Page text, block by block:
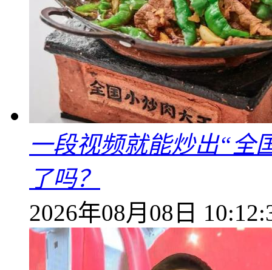
一段视频就能炒出“全
了吗？
2026年08月08日